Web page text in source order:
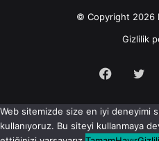
© Copyright 2026
Gizlilik
X
Web sitemizde size en iyi deneyimi
kullanıyoruz. Bu siteyi kullanmaya